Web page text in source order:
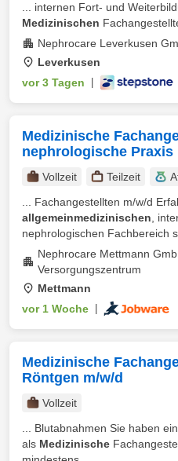
... internen Fort- und
Medizinischen
Nephrocare Leverkusen
Leverkusen
vor 3 Tagen
Medizinische
nephrologische Praxis
Vollzeit Teilzeit
... Fachangestellten m/w/d
allgemeinmedizinischen ,
nephrologischen Fachbereich
Nephrocare Mettmann
Versorgungszentrum
Mettmann
vor 1 Woche
Medizinische
Röntgen m/w/d
Vollzeit
... Blutabnahmen Sie haben
als Medizinische